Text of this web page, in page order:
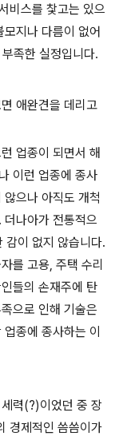
비스를 찿고는 있으
지나 다름이 없어
족한 실정입니다.
애완견을 데리고
업종이 되면서 해
이런 업종에 종사
으나 아직도 개척
나아가 전통적으
감이 없지 않습니다.
를 고용, 주택 수리
들의 손재주에 탄
으로 인해 기술은
종에 종사하는 이
력(?)이었던 중 장
경제적인 씀씀이가